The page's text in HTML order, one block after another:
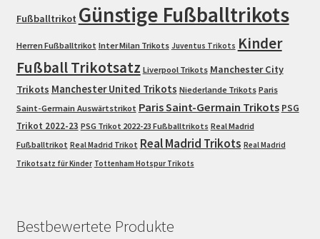
Fußballtrikot Günstige Fußballtrikots
Herren Fußballtrikot Inter Milan Trikots Juventus Trikots Kinder
Fußball Trikotsatz Liverpool Trikots Manchester City
Trikots Manchester United Trikots Niederlande Trikots Paris
Saint-Germain Auswärtstrikot Paris Saint-Germain Trikots PSG
Trikot 2022-23 PSG Trikot 2022-23 Fußballtrikots Real Madrid
Fußballtrikot Real Madrid Trikot Real Madrid Trikots Real Madrid
Trikotsatz für Kinder Tottenham Hotspur Trikots
Bestbewertete Produkte